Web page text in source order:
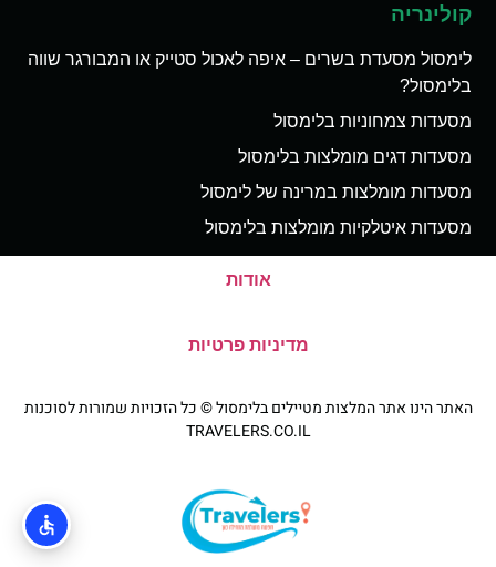
קולינריה
לימסול מסעדת בשרים – איפה לאכול סטייק או המבורגר שווה
בלימסול?
מסעדות צמחוניות בלימסול
מסעדות דגים מומלצות בלימסול
מסעדות מומלצות במרינה של לימסול
מסעדות איטלקיות מומלצות בלימסול
אודות
מדיניות פרטיות
האתר הינו אתר המלצות מטיילים בלימסול © כל הזכויות שמורות לסוכנות
TRAVELERS.CO.IL